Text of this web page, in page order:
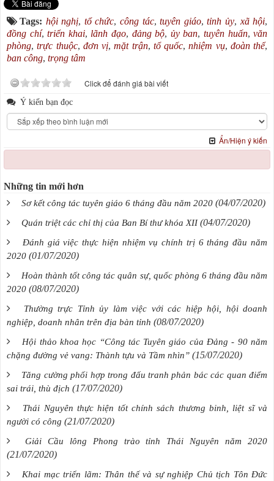
Tags: hội nghị, tổ chức, công tác,tuyên giáo,tỉnh ủy, xã hội,
đồng chí,triển khai, lãnh đạo, đảng bộ, ủy ban, tuyên huấn,văn
phòng,trực thuộc, đơn vị,mặt trận, tổ quốc,nhiệm vụ, đoàn thể,
ban công, trọng tâm
Click để đánh giá bài viết
Ý kiến bạn đọc
Ẩn/Hiện ý kiến
Những tin mới hơn
Sơ kết công tác tuyên giáo 6 tháng đầu năm 2020 (04/07/2020)
Quán triệt các chỉ thị của Ban Bí thư khóa XII (04/07/2020)
Đánh giá việc thực hiện nhiệm vụ chính trị 6 tháng đầu năm
2020 (01/07/2020)
Hoàn thành tốt công tác quân sự, quốc phòng 6 tháng đầu năm
2020 (08/07/2020)
Thường trực Tỉnh ủy làm việc với các hiệp hội, hội doanh
nghiệp, doanh nhân trên địa bàn tỉnh (08/07/2020)
Hội thảo khoa học “Công tác Tuyên giáo của Đảng - 90 năm
chặng đường vẻ vang: Thành tựu và Tầm nhìn” (15/07/2020)
Tăng cường phối hợp trong đấu tranh phản bác các quan điểm
sai trái, thù địch (17/07/2020)
Thái Nguyên thực hiện tốt chính sách thương binh, liệt sĩ và
người có công (21/07/2020)
Giải Cầu lông Phong trào tỉnh Thái Nguyên năm 2020
(21/07/2020)
Khai mạc triển lãm: Thân thế và sự nghiệp Chủ tịch Tôn Đức